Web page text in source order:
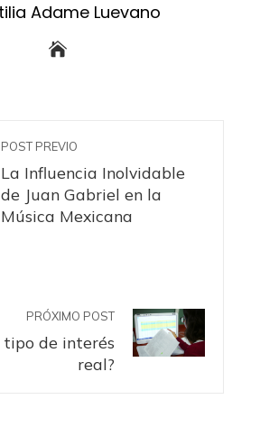
Adame Luevano
POST PREVIO
La Influencia Inolvidable
de Juan Gabriel en la
Música Mexicana
PRÓXIMO POST
tipo de interés
real?